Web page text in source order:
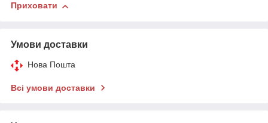
Приховати
Умови доставки
Нова Пошта
Всі умови доставки